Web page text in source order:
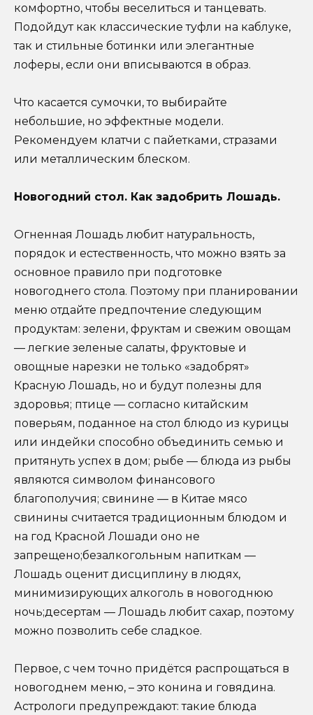
комфортно, чтобы веселиться и танцевать.
Подойдут как классические туфли на каблуке,
так и стильные ботинки или элегантные
лоферы, если они вписываются в образ.
Что касается сумочки, то выбирайте
небольшие, но эффектные модели.
Рекомендуем клатчи с пайетками, стразами
или металлическим блеском.
Новогодний стол. Как задобрить Лошадь.
Огненная Лошадь любит натуральность,
порядок и естественность, что можно взять за
основное правило при подготовке
новогоднего стола. Поэтому при планировании
меню отдайте предпочтение следующим
продуктам: зелени, фруктам и свежим овощам
— легкие зеленые салаты, фруктовые и
овощные нарезки не только «задобрят»
Красную Лошадь, но и будут полезны для
здоровья; птице — согласно китайским
поверьям, поданное на стол блюдо из курицы
или индейки способно объединить семью и
притянуть успех в дом; рыбе — блюда из рыбы
являются символом финансового
благополучия; свинине — в Китае мясо
свинины считается традиционным блюдом и
на год Красной Лошади оно не
запрещено;безалкогольным напиткам —
Лошадь оценит дисциплину в людях,
минимизирующих алкоголь в новогоднюю
ночь;десертам — Лошадь любит сахар, поэтому
можно позволить себе сладкое.
Первое, с чем точно придётся распрощаться в
новогоднем меню, – это конина и говядина.
Астрологи предупреждают: такие блюда